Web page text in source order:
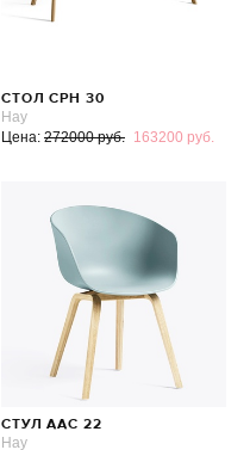
СТОЛ CPH 30
Hay
Цена: 272000 руб. 163200 руб.
СТУЛ ААС 22
Hay